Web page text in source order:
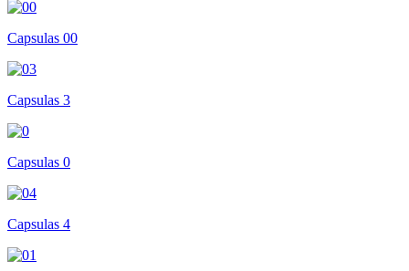
Capsulas 00
Capsulas 3
Capsulas 0
Capsulas 4